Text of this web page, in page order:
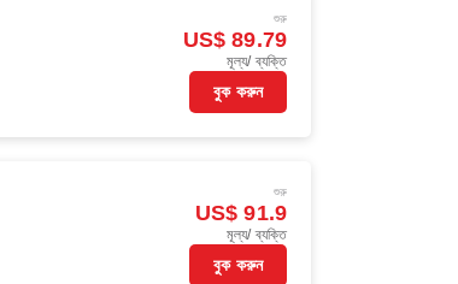
শুরু
US$ 89.79
মূল্য/ ব্যক্তি
বুক করুন
শুরু
US$ 91.9
মূল্য/ ব্যক্তি
বুক করুন